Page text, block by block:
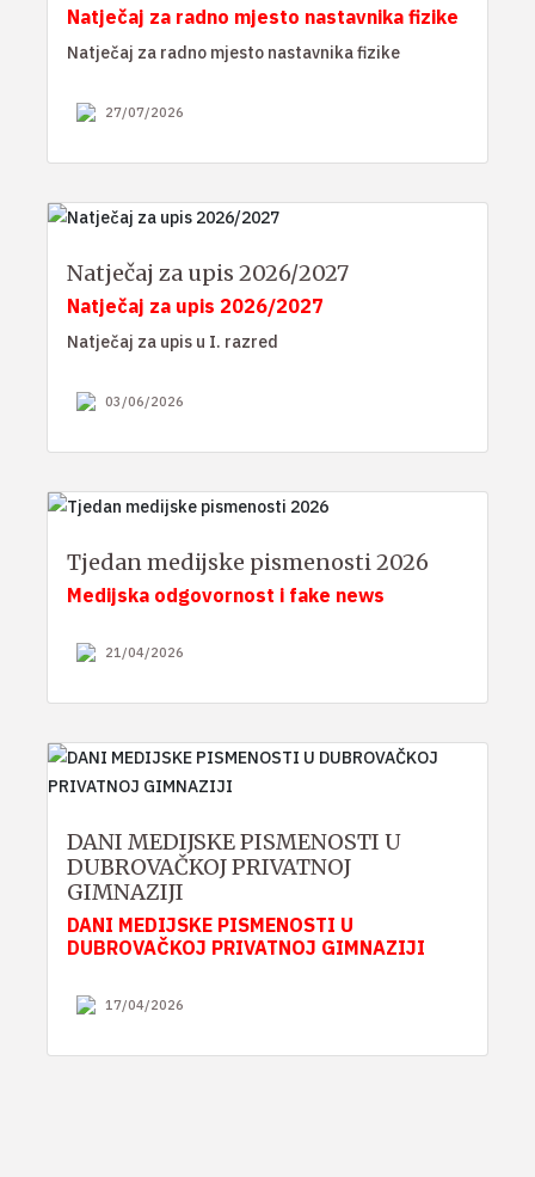
Natječaj za radno mjesto nastavnika fizike
Natječaj za radno mjesto nastavnika fizike
27/07/2026
Natječaj za upis 2026/2027
Natječaj za upis 2026/2027
Natječaj za upis u I. razred
03/06/2026
Tjedan medijske pismenosti 2026
Medijska odgovornost i fake news
21/04/2026
DANI MEDIJSKE PISMENOSTI U
DUBROVAČKOJ PRIVATNOJ
GIMNAZIJI
DANI MEDIJSKE PISMENOSTI U
DUBROVAČKOJ PRIVATNOJ GIMNAZIJI
17/04/2026